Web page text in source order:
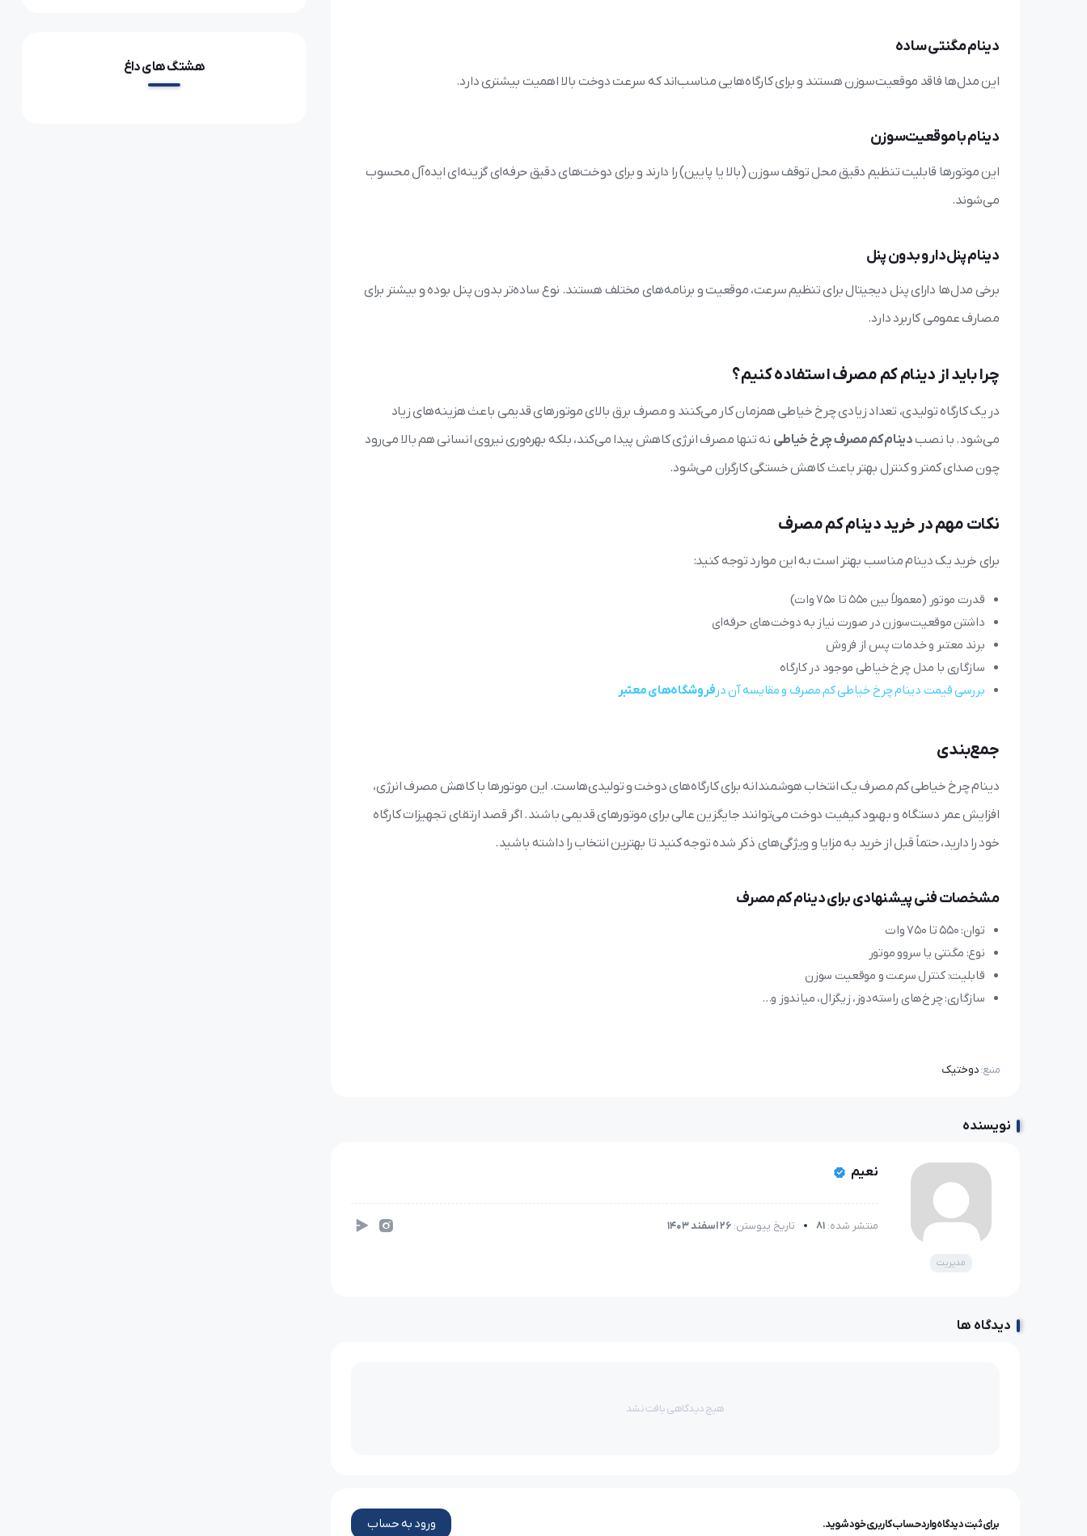
دینام مگنتی ساده
این مدل‌ها فاقد موقعیت‌سوزن هستند و برای کارگاه‌هایی مناسب‌اند که سرعت دوخت بالا اهمیت بیشتری دارد.
دینام با موقعیت‌سوزن
این موتورها قابلیت تنظیم دقیق محل توقف سوزن (بالا یا پایین) را دارند و برای دوخت‌های دقیق حرفه‌ای گزینه‌ای ایده‌آل محسوب
می‌شوند.
دینام پنل‌دار و بدون پنل
برخی مدل‌ها دارای پنل دیجیتال برای تنظیم سرعت، موقعیت و برنامه‌های مختلف هستند. نوع ساده‌تر بدون پنل بوده و بیشتر برای
مصارف عمومی کاربرد دارد.
چرا باید از دینام کم مصرف استفاده کنیم؟
در یک کارگاه تولیدی، تعداد زیادی چرخ خیاطی همزمان کار می‌کنند و مصرف برق بالای موتورهای قدیمی باعث هزینه‌های زیاد
می‌شود. با نصبدینام کم مصرف چرخ خیاطی نه تنها مصرف انرژی کاهش پیدا می‌کند، بلکه بهره‌وری نیروی انسانی هم بالا می‌رود
چون صدای کمتر و کنترل بهتر باعث کاهش خستگی کارگران می‌شود.
نکات مهم در خرید دینام کم مصرف
برای خرید یک دینام مناسب بهتر است به این موارد توجه کنید:
قدرت موتور (معمولاً بین ۵۵۰ تا ۷۵۰ وات)
داشتن موقعیت‌سوزن در صورت نیاز به دوخت‌های حرفه‌ای
برند معتبر و خدمات پس از فروش
سازگاری با مدل چرخ خیاطی موجود در کارگاه
بررسی قیمت دینام چرخ خیاطی کم مصرف و مقایسه آن درفروشگاه‌های معتبر
جمع‌بندی
دینام چرخ خیاطی کم مصرف یک انتخاب هوشمندانه برای کارگاه‌های دوخت و تولیدی‌هاست. این موتورها با کاهش مصرف انرژی،
افزایش عمر دستگاه و بهبود کیفیت دوخت می‌توانند جایگزین عالی برای موتورهای قدیمی باشند. اگر قصد ارتقای تجهیزات کارگاه
خود را دارید، حتماً قبل از خرید به مزایا و ویژگی‌های ذکر شده توجه کنید تا بهترین انتخاب را داشته باشید.
مشخصات فنی پیشنهادی برای دینام کم مصرف
توان: ۵۵۰ تا ۷۵۰ وات
نوع: مگنتی یا سروو موتور
قابلیت: کنترل سرعت و موقعیت سوزن
سازگاری: چرخ‌های راسته‌دوز، زیگزال، میاندوز و…
منبع:دوختیک
نویسنده
مدیریت
نعیم
منتشر شده: 81 تاریخ پیوستن: 26 اسفند 1403
دیدگاه ها
هیچ دیدگاهی یافت نشد
برای ثبت دیدگاه وارد حساب کاربری خود شوید. ورود به حساب
هشتگ های داغ